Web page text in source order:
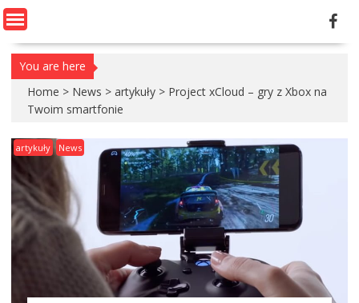
You are here
Home > News > artykuły > Project xCloud – gry z Xbox na
Twoim smartfonie
artykuły News